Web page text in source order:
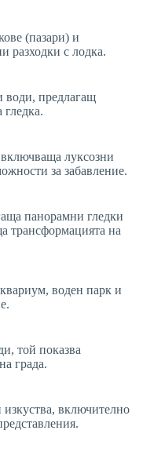
(пазари) и
разходки с лодка.
води, предлагащ
включваща луксозни
за забавление.
панорамни гледки
трансформацията на
воден парк и
той показва
града.
изкуства, включително